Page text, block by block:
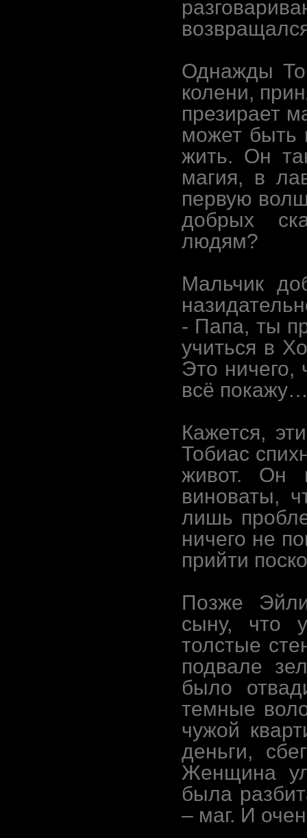
Однажды
колени,
презирает
может быть
жить. Он
магия, в
первую
добрых
людям?
Мальчик
- Папа, ты
учиться в
Это
всё
Кажется,
Тобиас
живот. Он
виноваты,
лишь
ничего не
прийти
Позже
сыну, что
толстые
подвале
было
темные
чужой
деньги,
Женщина
была
– маг. И